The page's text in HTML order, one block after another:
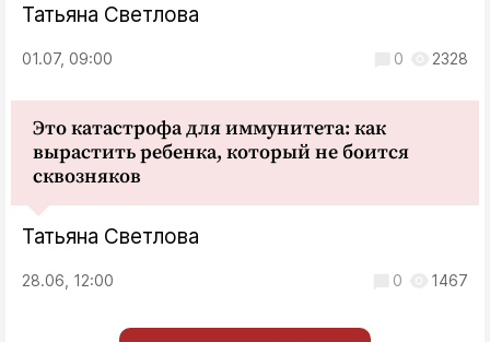
Татьяна Светлова
01.07, 09:00 0 2328
Это катастрофа для иммунитета: как
вырастить ребенка, который не боится
сквозняков
Татьяна Светлова
28.06, 12:00 0 1467